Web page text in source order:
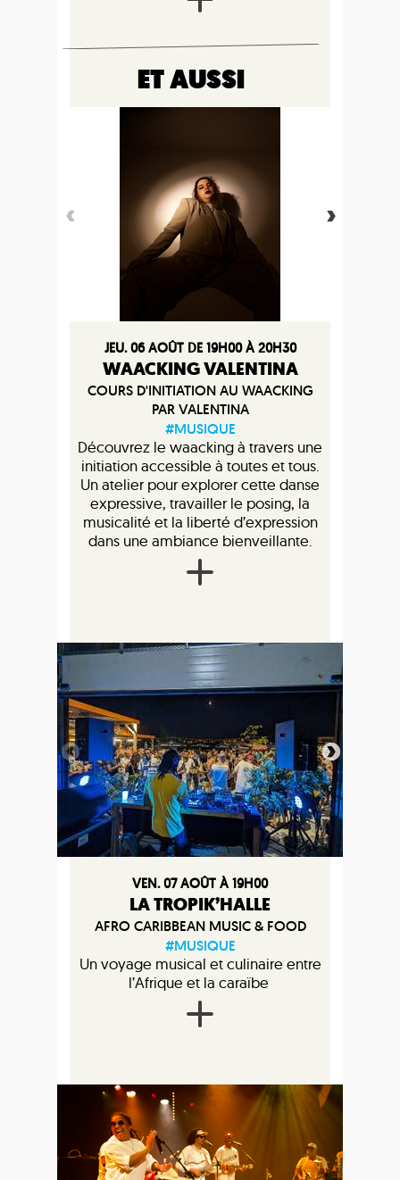
ET AUSSI
JEU. 06 AOÛT DE 19H00 À 20H30
WAACKING VALENTINA
COURS D'INITIATION AU WAACKING
PAR VALENTINA
#MUSIQUE
Découvrez le waacking à travers une
initiation accessible à toutes et tous.
Un atelier pour explorer cette danse
expressive, travailler le posing, la
musicalité et la liberté d’expression
dans une ambiance bienveillante.
VEN. 07 AOÛT À 19H00
LA TROPIK’HALLE
AFRO CARIBBEAN MUSIC & FOOD
#MUSIQUE
Un voyage musical et culinaire entre
l’Afrique et la caraïbe